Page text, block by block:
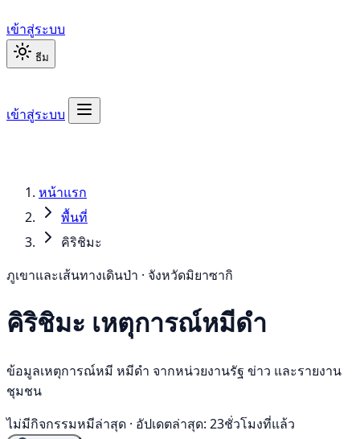
เข้าสู่ระบบ
ธีม
เข้าสู่ระบบ
หน้าแรก
พื้นที่
คิริชิมะ
ภูเขาและเส้นทางเดินป่า · จังหวัดมิยาซากิ
คิริชิมะ เหตุการณ์หมีดำ
ข้อมูลเหตุการณ์หมี หมีดำ จากหน่วยงานรัฐ ข่าว และรายงาน
ชุมชน
ไม่มีกิจกรรมหมีล่าสุด · อัปเดตล่าสุด: 23ชั่วโมงที่แล้ว